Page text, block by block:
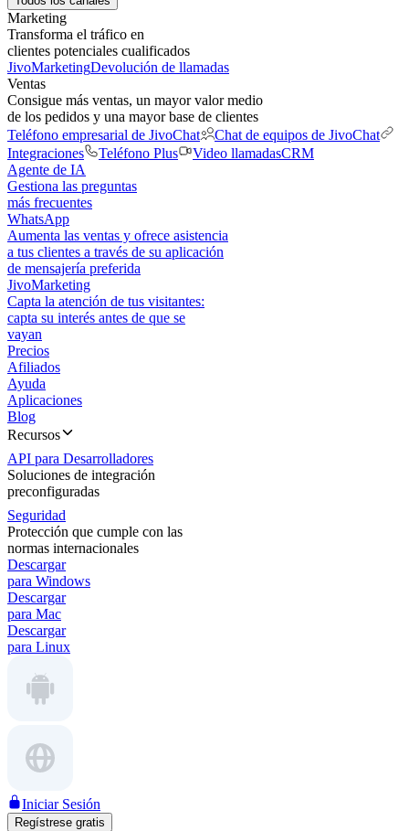
Marketing
Transforma el tráfico en
clientes potenciales cualificados
JivoMarketingDevolución de llamadas
Ventas
Consigue más ventas, un mayor valor medio
de los pedidos y una mayor base de clientes
Teléfono empresarial de JivoChat
Chat de equipos de JivoChat
Integraciones
Teléfono Plus Video llamadasCRM
Agente de IA
Gestiona las preguntas
más frecuentes
WhatsApp
Aumenta las ventas y ofrece asistencia
a tus clientes a través de su aplicación
de mensajería preferida
JivoMarketing
Capta la atención de tus visitantes:
capta su interés antes de que se
vayan
Precios
Afiliados
Ayuda
Aplicaciones
Blog
Recursos
API para Desarrolladores
Soluciones de integración
preconfiguradas
Seguridad
Protección que cumple con las
normas internacionales
Descargar
para Windows
Descargar
para Mac
Descargar
para Linux
Iniciar Sesión
Regístrese gratis